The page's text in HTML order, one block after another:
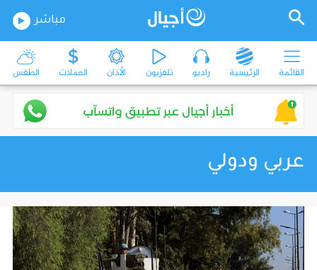
مباشر
القائمة الرئيسية راديو تلفزيون الأذان العملات الطقس
عربي ودولي